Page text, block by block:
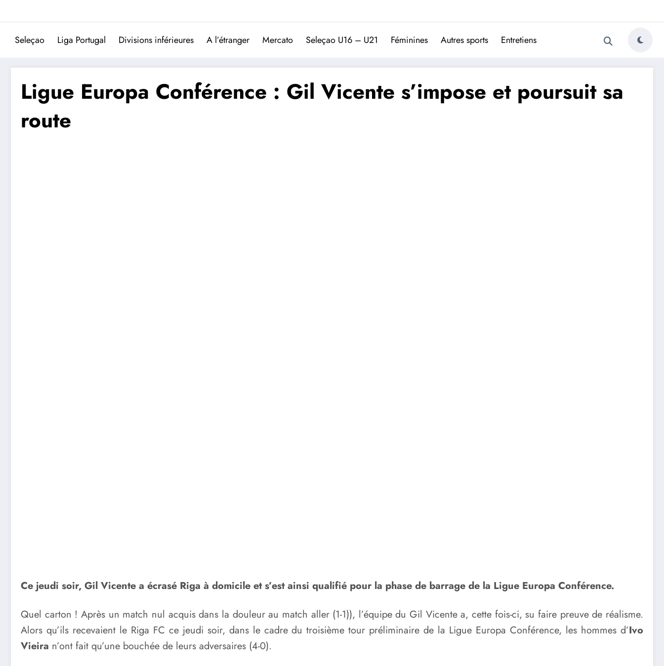
Trivela
L'actualité du football portugais
Seleçao Liga Portugal Divisions inférieures A l’étranger Mercato Seleçao U16 – U21 Féminines Autres sports Entretiens
Ligue Europa Conférence : Gil Vicente s’impose et poursuit sa
route
Ce jeudi soir, Gil Vicente a écrasé Riga à domicile et s’est ainsi qualifié pour la phase de barrage de la Ligue Europa Conférence.
Quel carton ! Après un match nul acquis dans la douleur au match aller (1-1)), l’équipe du Gil Vicente a, cette fois-ci, su faire preuve de réalisme.
Alors qu’ils recevaient le Riga FC ce jeudi soir, dans le cadre du troisième tour préliminaire de la Ligue Europa Conférence, les hommes d’Ivo
Vieira n’ont fait qu’une bouchée de leurs adversaires (4-0).